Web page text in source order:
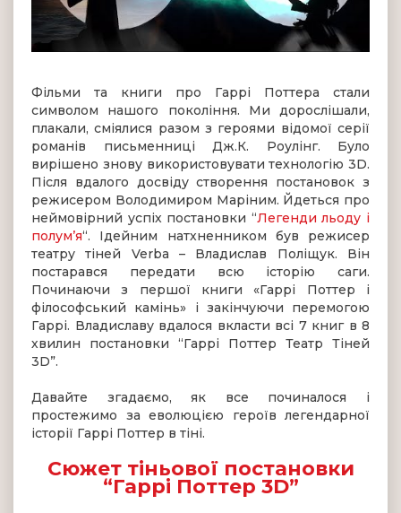
Фільми та книги про Гаррі Поттера стали
символом нашого покоління. Ми дорослішали,
плакали, сміялися разом з героями відомої серії
романів письменниці Дж.К. Роулінг. Було
вирішено знову використовувати технологію 3D.
Після вдалого досвіду створення постановок з
режисером Володимиром Маріним. Йдеться про
неймовірний успіх постановки “Легенди льоду і
полум’я“. Ідейним натхненником був режисер
театру тіней Verba – Владислав Поліщук. Він
постарався передати всю історію саги.
Починаючи з першої книги «Гаррі Поттер і
філософський камінь» і закінчуючи перемогою
Гаррі. Владиславу вдалося вкласти всі 7 книг в 8
хвилин постановки “Гаррі Поттер Театр Тіней
3D”.
Давайте згадаємо, як все починалося і
простежимо за еволюцією героїв легендарної
історії Гаррі Поттер в тіні.
Сюжет тіньової постановки
“Гаррі Поттер 3D”